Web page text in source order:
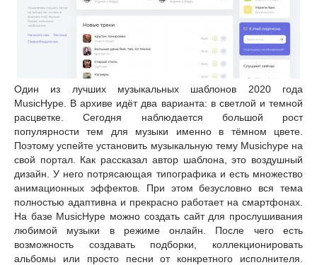
Один из лучших музыкальных шаблонов 2020 года
MusicHype. В архиве идёт два варианта: в светлой и темной
расцветке. Сегодня наблюдается большой рост
популярности тем для музыки именно в тёмном цвете.
Поэтому успейте установить музыкальную тему Musichype на
свой портал. Как рассказал автор шаблона, это воздушный
дизайн. У него потрясающая типографика и есть множество
анимационных эффектов. При этом безусловно вся тема
полностью адаптивна и прекрасно работает на смартфонах.
На базе MusicHype можно создать сайт для прослушивания
любимой музыки в режиме онлайн. После чего есть
возможность создавать подборки, коллекционировать
альбомы или просто песни от конкретного исполнителя.